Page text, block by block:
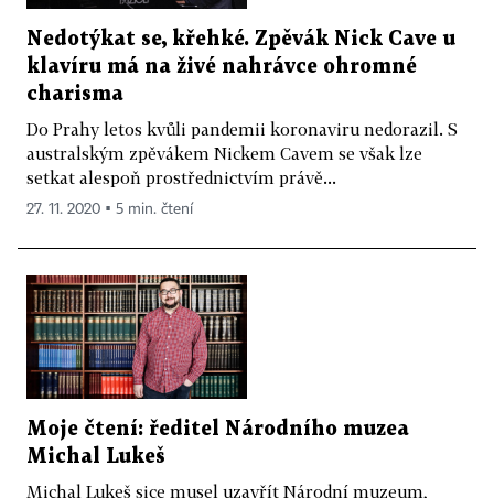
Nedotýkat se, křehké. Zpěvák Nick Cave u
klavíru má na živé nahrávce ohromné
charisma
Do Prahy letos kvůli pandemii koronaviru nedorazil. S
australským zpěvákem Nickem Cavem se však lze
setkat alespoň prostřednictvím právě...
27. 11. 2020 ▪ 5 min. čtení
Moje čtení: ředitel Národního muzea
Michal Lukeš
Michal Lukeš sice musel uzavřít Národní muzeum,